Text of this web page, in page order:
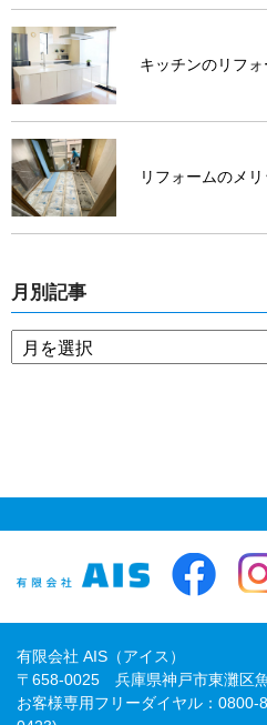
キッチンのリフォ
リフォームのメ
月別記事
有限会社 AIS（アイス）
〒658-0025 兵庫県神戸市東灘区
お客様専用フリーダイヤル：